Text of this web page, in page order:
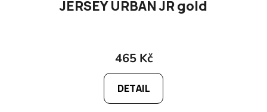
JERSEY URBAN JR gold
465 Kč
DETAIL